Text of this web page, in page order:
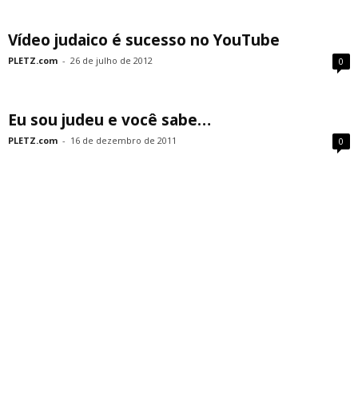
Vídeo judaico é sucesso no YouTube
PLETZ.com - 26 de julho de 2012 0
Eu sou judeu e você sabe…
PLETZ.com - 16 de dezembro de 2011 0